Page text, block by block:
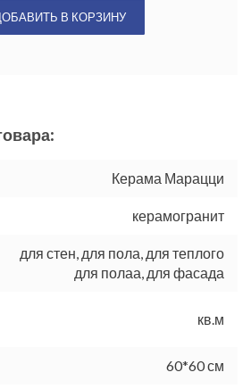
В КОРЗИНУ
Керама Марацци
керамогранит
для стен, для пола, для теплого
для полаа, для фасада
кв.м
60*60 см